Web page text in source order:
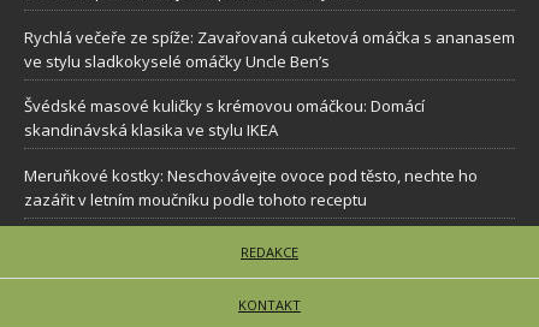
Rychlá večeře ze spíže: Zavařovaná cuketová omáčka s ananasem
ve stylu sladkokyselé omáčky Uncle Ben’s
Švédské masové kuličky s krémovou omáčkou: Domácí
skandinávská klasika ve stylu IKEA
Meruňkové kostky: Neschovávejte ovoce pod těsto, nechte ho
zazářit v letním moučníku podle tohoto receptu
REDAKCE
KONTAKT